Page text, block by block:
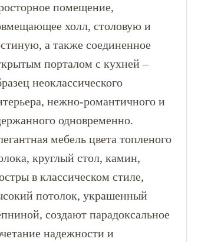
помещение,
холл, столовую и
а также соединенное
порталом с кухней –
неоклассического
нежно-романтичного и
одновременно.
мебель цвета топленого
круглый стол, камин,
в классическом стиле,
потолок, украшенный
создают парадоксальное
надежности и